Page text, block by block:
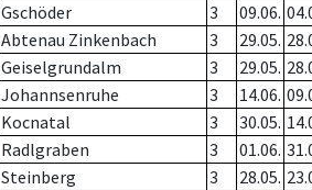
Gschöder 3 09.06.
Abtenau Zinkenbach 3 29.05.
Geiselgrundalm 3 29.05.
Johannsenruhe 3 14.06.
Kocnatal 3 30.05.
Radlgraben 3 01.06.
Steinberg 3 28.05.